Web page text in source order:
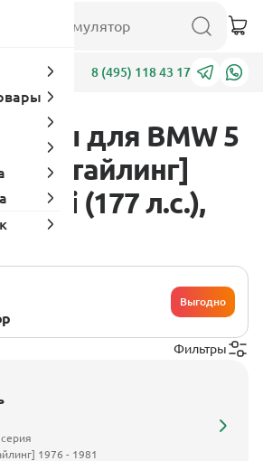
8 (495) 118 43 17
для BMW 5
[рестайлинг]
528i (177 л.с.),
Выгодно
Фильтры
1976 - 1981